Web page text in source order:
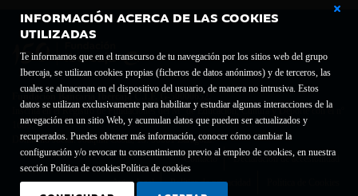
INFORMACIÓN ACERCA DE LAS COOKIES
UTILIZADAS
Te informamos que en el transcurso de tu navegación por los sitios web del grupo
Ibercaja, se utilizan cookies propias (ficheros de datos anónimos) y de terceros, las
cuales se almacenan en el dispositivo del usuario, de manera no intrusiva. Estos
datos se utilizan exclusivamente para habilitar y estudiar algunas interacciones de la
navegación en un sitio Web, y acumulan datos que pueden ser actualizados y
recuperados. Puedes obtener más información, conocer cómo cambiar la
configuración y/o revocar tu consentimiento previo al empleo de cookies, en nuestra
sección Política de cookiesPolítica de cookies
Fundación Bancaria Ibercaja C.I.F. G-50000652.
Inscrita en el Registro de Fundaciones del Mº de Educación, Cultura y Deporte con el nº
1689.
Domicilio social: Joaquín Costa, 13. 50001 Zaragoza.
Contacto
Declaración de accesibilidad
Aviso legal Política de privacidad